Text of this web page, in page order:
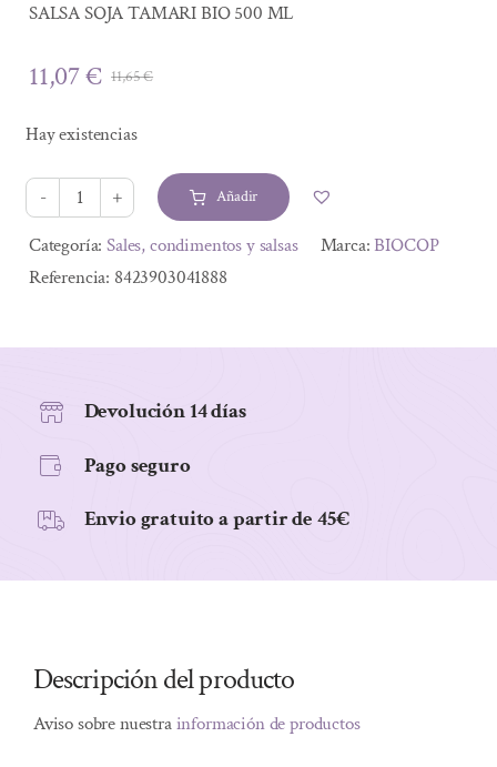
SALSA SOJA TAMARI BIO 500 ML
11,65€El
era:
11,65 €.
11,07€
El
es:
11,07 €.
Hay existencias
SALSA
SOJA
TAMARI
cantidad
Añadir
Alternative:
Categoría:Sales, condimentos y salsas Marca:BIOCOP
Referencia: 8423903041888
Devolución 14 días
Pago seguro
Envio gratuito a partir de 45€
Descripción del producto
Aviso sobre nuestrainformación de productos